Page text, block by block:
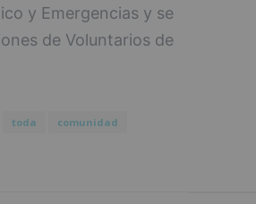
y Emergencias y se
de Voluntarios de
toda comunidad